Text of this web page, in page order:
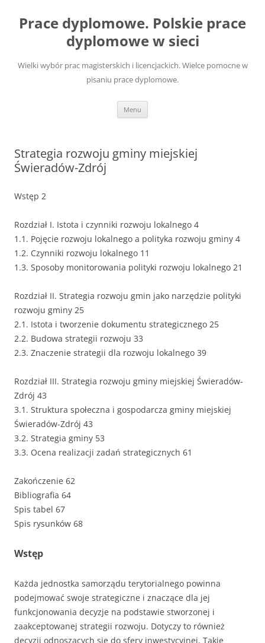
treści
Prace dyplomowe. Polskie prace
dyplomowe w sieci
Wielki wybór prac magisterskich i licencjackich. Wielce pomocne w
pisaniu prace dyplomowe.
Menu
Strategia rozwoju gminy miejskiej
Świeradów-Zdrój
Wstęp 2
Rozdział I. Istota i czynniki rozwoju lokalnego 4
1.1. Pojęcie rozwoju lokalnego a polityka rozwoju gminy 4
1.2. Czynniki rozwoju lokalnego 11
1.3. Sposoby monitorowania polityki rozwoju lokalnego 21
Rozdział II. Strategia rozwoju gmin jako narzędzie polityki
rozwoju gminy 25
2.1. Istota i tworzenie dokumentu strategicznego 25
2.2. Budowa strategii rozwoju 33
2.3. Znaczenie strategii dla rozwoju lokalnego 39
Rozdział III. Strategia rozwoju gminy miejskiej Świeradów-
Zdrój 43
3.1. Struktura społeczna i gospodarcza gminy miejskiej
Świeradów-Zdrój 43
3.2. Strategia gminy 53
3.3. Ocena realizacji zadań strategicznych 61
Zakończenie 62
Bibliografia 64
Spis tabel 67
Spis rysunków 68
Wstęp
Każda jednostka samorządu terytorialnego powinna
podejmować swoje stra­tegiczne i znaczące dla jej
funkcjonowania decyzje na podstawie stworzonej i
zaakceptowanej strategii rozwoju. Dotyczy to również
decyzji odnoszących się do sfery inwestycyjnej. Takie